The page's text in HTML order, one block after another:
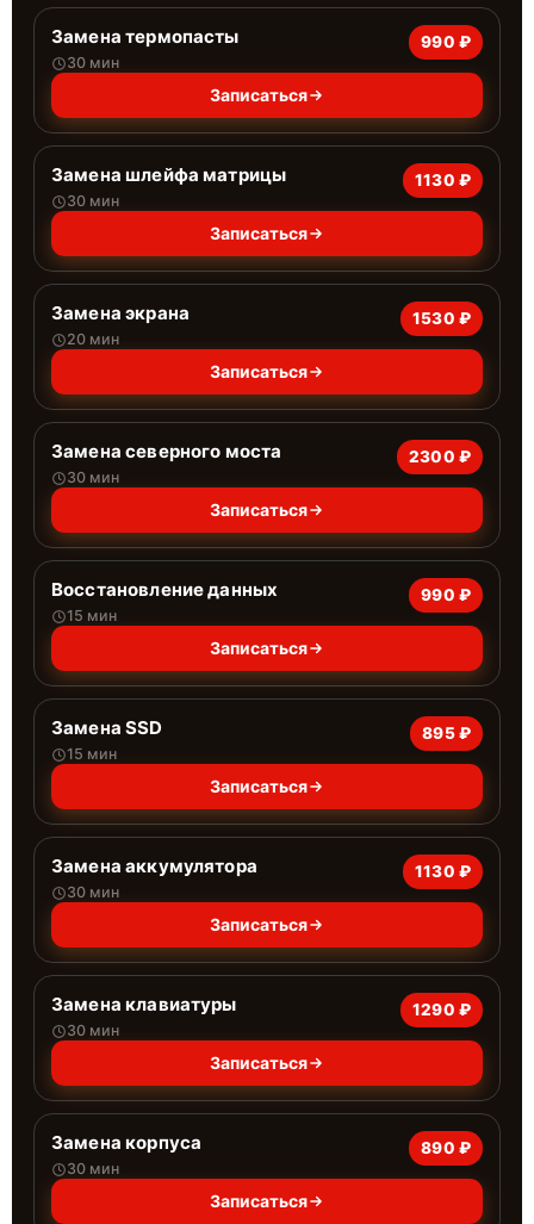
Замена термопасты
30 мин
990 ₽
Записаться
Замена шлейфа матрицы
30 мин
1130 ₽
Записаться
Замена экрана
20 мин
1530 ₽
Записаться
Замена северного моста
30 мин
2300 ₽
Записаться
Восстановление данных
15 мин
990 ₽
Записаться
Замена SSD
15 мин
895 ₽
Записаться
Замена аккумулятора
30 мин
1130 ₽
Записаться
Замена клавиатуры
30 мин
1290 ₽
Записаться
Замена корпуса
30 мин
890 ₽
Записаться